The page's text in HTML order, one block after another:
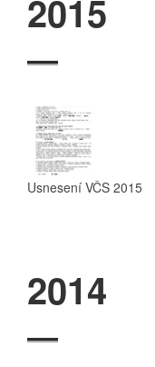
2015
Usnesení VČS 2015
2014